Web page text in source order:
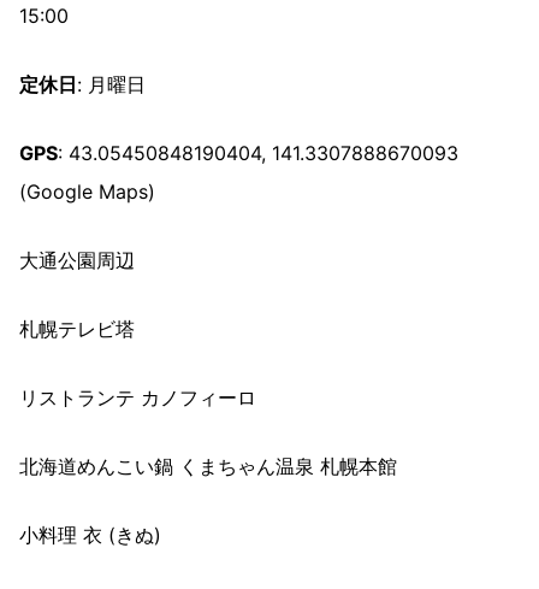
15:00
定休日: 月曜日
GPS: 43.05450848190404, 141.3307888670093
(Google Maps)
大通公園周辺
札幌テレビ塔
リストランテ カノフィーロ
北海道めんこい鍋 くまちゃん温泉 札幌本館
小料理 衣 (きぬ)